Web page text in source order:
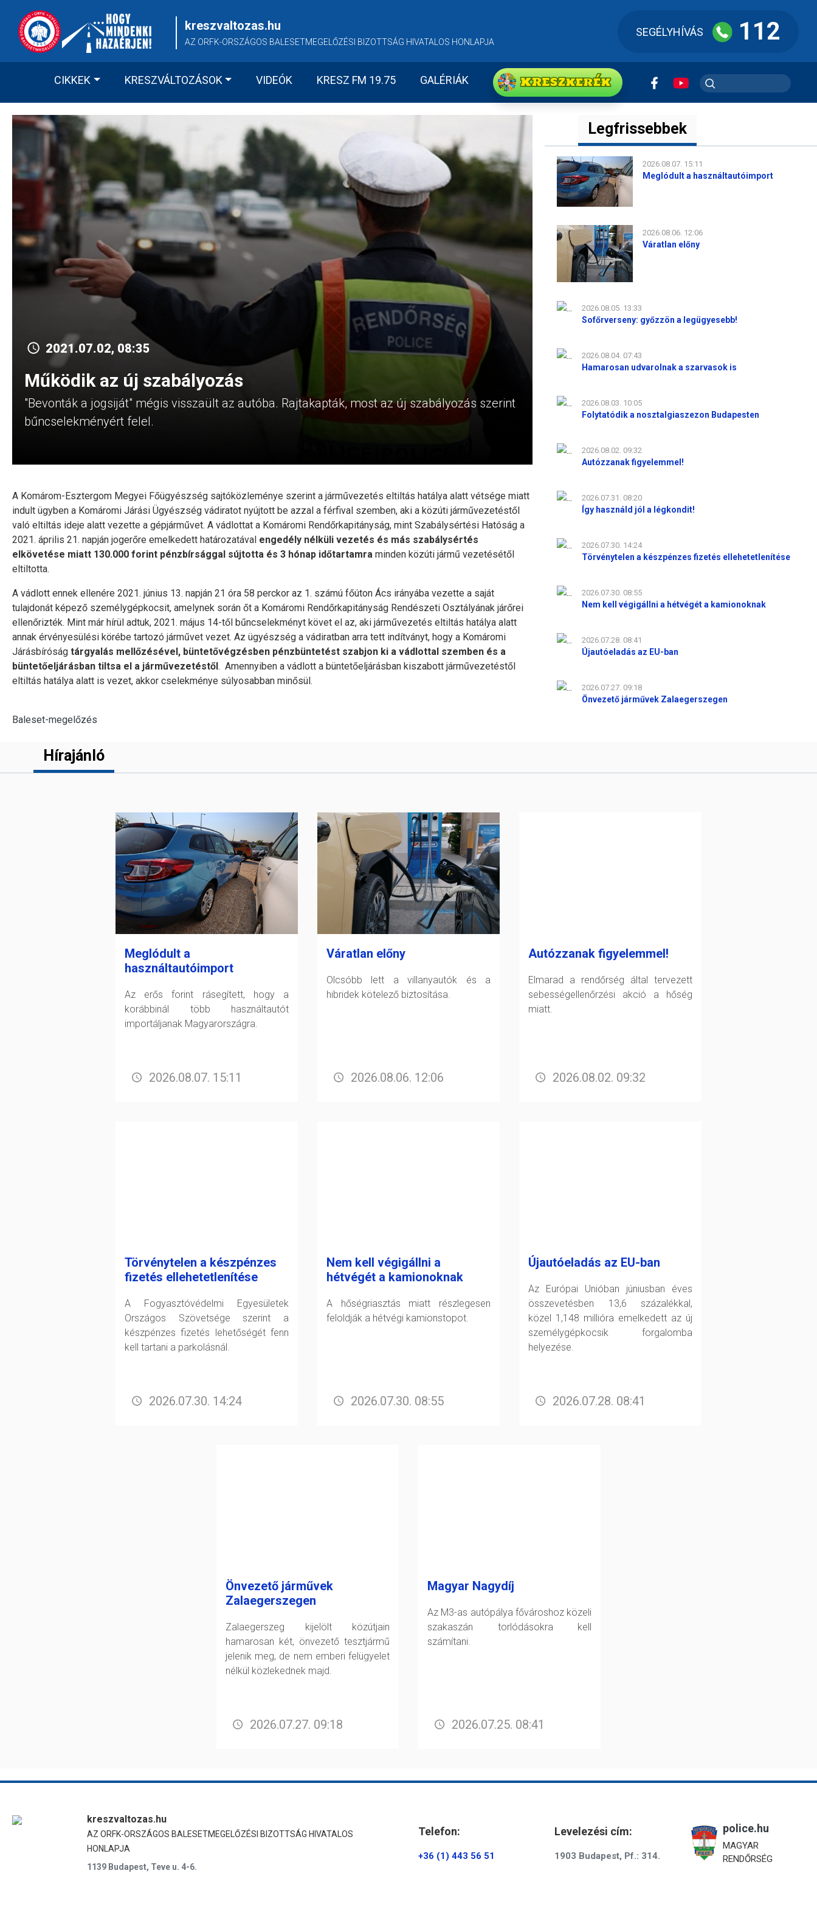
content
kreszvaltozas.hu
AZ ORFK-ORSZÁGOS BALESETMEGELŐZÉSI BIZOTTSÁG HIVATALOS HONLAPJA
SEGÉLYHÍVÁS 112
CIKKEK KRESZVÁLTOZÁSOK VIDEÓK KRESZ FM 19.75 GALÉRIÁK KRESZkerék
2021.07.02, 08:35
Működik az új szabályozás
"Bevonták a jogsiját" mégis visszaült az autóba. Rajtakapták, most az új szabályozás szerint
bűncselekményért felel.
A Komárom-Esztergom Megyei Főügyészség sajtóközleménye szerint a járművezetés eltiltás hatálya alatt vétsége miatt
indult ügyben a Komáromi Járási Ügyészség vádiratot nyújtott be azzal a férfival szemben, aki a közúti járművezetéstől
való eltiltás ideje alatt vezette a gépjárművet. A vádlottat a Komáromi Rendőrkapitányság, mint Szabálysértési Hatóság a
2021. április 21. napján jogerőre emelkedett határozatával engedély nélküli vezetés és más szabálysértés
elkövetése miatt 130.000 forint pénzbírsággal sújtotta és 3 hónap időtartamra minden közúti jármű vezetésétől
eltiltotta.
A vádlott ennek ellenére 2021. június 13. napján 21 óra 58 perckor az 1. számú főúton Ács irányába vezette a saját
tulajdonát képező személygépkocsit, amelynek során őt a Komáromi Rendőrkapitányság Rendészeti Osztályának járőrei
ellenőrizték. Mint már hírül adtuk, 2021. május 14-től bűncselekményt követ el az, aki járművezetés eltiltás hatálya alatt
annak érvényesülési körébe tartozó járművet vezet. Az ügyészség a vádiratban arra tett indítványt, hogy a Komáromi
Járásbíróság tárgyalás mellőzésével, büntetővégzésben pénzbüntetést szabjon ki a vádlottal szemben és a
büntetőeljárásban tiltsa el a járművezetéstől. Amennyiben a vádlott a büntetőeljárásban kiszabott járművezetéstől
eltiltás hatálya alatt is vezet, akkor cselekménye súlyosabban minősül.
Baleset-megelőzés
Legfrissebbek
2026.08.07. 15:11
Meglódult a használtautóimport
2026.08.06. 12:06
Váratlan előny
2026.08.05. 13:33
Sofőrverseny: győzzön a legügyesebb!
2026.08.04. 07:43
Hamarosan udvarolnak a szarvasok is
2026.08.03. 10:05
Folytatódik a nosztalgiaszezon Budapesten
2026.08.02. 09:32
Autózzanak figyelemmel!
2026.07.31. 08:20
Így használd jól a légkondit!
2026.07.30. 14:24
Törvénytelen a készpénzes fizetés ellehetetlenítése
2026.07.30. 08:55
Nem kell végigállni a hétvégét a kamionoknak
2026.07.28. 08:41
Újautóeladás az EU-ban
2026.07.27. 09:18
Önvezető járművek Zalaegerszegen
Hírajánló
Meglódult a
használtautóimport
Az erős forint rásegített, hogy a
korábbinál több használtautót
importáljanak Magyarországra.
2026.08.07. 15:11
Váratlan előny
Olcsóbb lett a villanyautók és a
hibridek kötelező biztosítása.
2026.08.06. 12:06
Autózzanak figyelemmel!
Elmarad a rendőrség által tervezett
sebességellenőrzési akció a hőség
miatt.
2026.08.02. 09:32
Törvénytelen a készpénzes
fizetés ellehetetlenítése
A Fogyasztóvédelmi Egyesületek
Országos Szövetsége szerint a
készpénzes fizetés lehetőségét fenn
kell tartani a parkolásnál.
2026.07.30. 14:24
Nem kell végigállni a
hétvégét a kamionoknak
A hőségriasztás miatt részlegesen
feloldják a hétvégi kamionstopot.
2026.07.30. 08:55
Újautóeladás az EU-ban
Az Európai Unióban júniusban éves
összevetésben 13,6 százalékkal,
közel 1,148 millióra emelkedett az új
személygépkocsik forgalomba
helyezése.
2026.07.28. 08:41
Önvezető járművek
Zalaegerszegen
Zalaegerszeg kijelölt közútjain
hamarosan két, önvezető tesztjármű
jelenik meg, de nem emberi felügyelet
nélkül közlekednek majd.
2026.07.27. 09:18
Magyar Nagydíj
Az M3-as autópálya fővároshoz közeli
szakaszán torlódásokra kell
számítani.
2026.07.25. 08:41
kreszvaltozas.hu
AZ ORFK-ORSZÁGOS BALESETMEGELŐZÉSI BIZOTTSÁG HIVATALOS
HONLAPJA
1139 Budapest, Teve u. 4-6.
Telefon:
+36 (1) 443 56 51
Levelezési cím:
1903 Budapest, Pf.: 314.
police.hu
MAGYAR
RENDŐRSÉG